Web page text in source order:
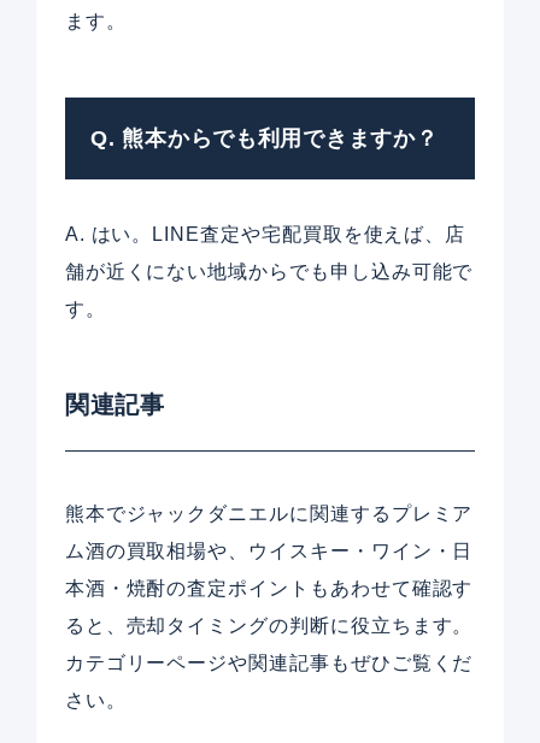
ます。
Q. 熊本からでも利用できますか？
A. はい。LINE査定や宅配買取を使えば、店
舗が近くにない地域からでも申し込み可能で
す。
関連記事
熊本でジャックダニエルに関連するプレミア
ム酒の買取相場や、ウイスキー・ワイン・日
本酒・焼酎の査定ポイントもあわせて確認す
ると、売却タイミングの判断に役立ちます。
カテゴリーページや関連記事もぜひご覧くだ
さい。